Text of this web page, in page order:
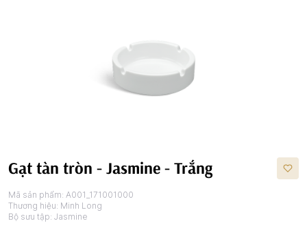
Gạt tàn tròn - Jasmine - Trắng
Mã sản phẩm: A001_171001000
Thương hiệu: Minh Long
Bộ sưu tập: Jasmine